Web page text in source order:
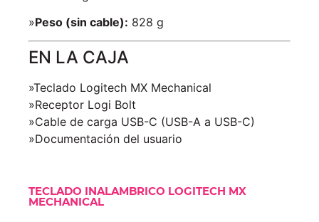
»Peso (sin cable): 828 g
EN LA CAJA
»Teclado Logitech MX Mechanical
»Receptor Logi Bolt
»Cable de carga USB-C (USB-A a USB-C)
»Documentación del usuario
TECLADO INALAMBRICO LOGITECH MX
MECHANICAL